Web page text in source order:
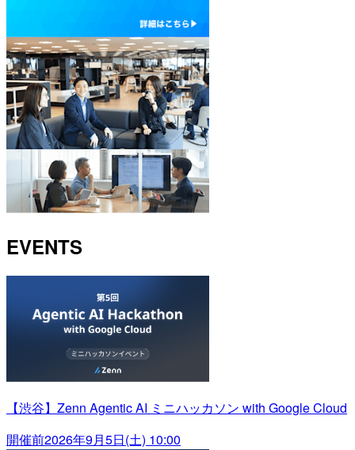
EVENTS
【渋谷】Zenn Agentic AI ミニハッカソン with Google Cloud
開催前2026年9月5日(土) 10:00